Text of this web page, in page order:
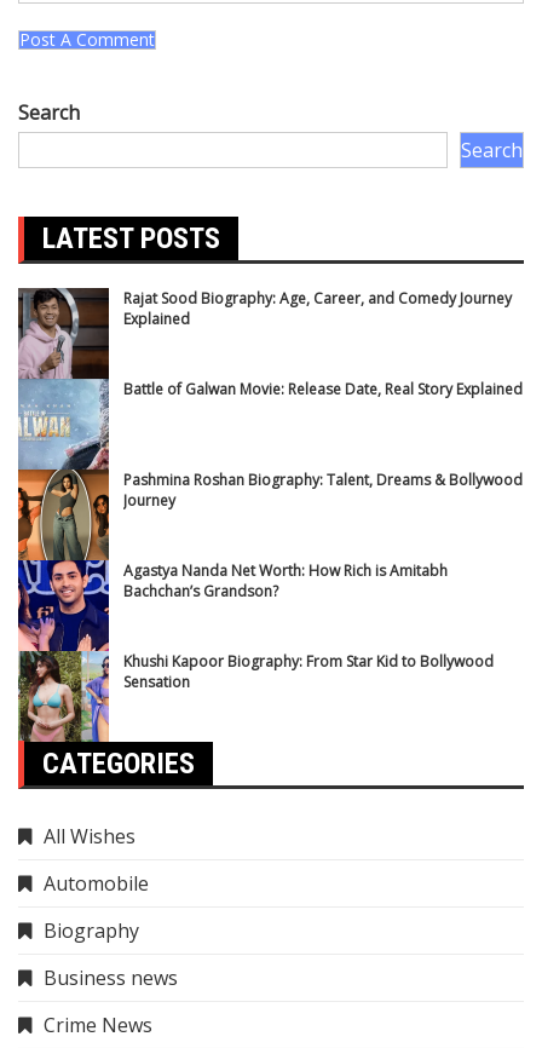
Search
Search
LATEST POSTS
Rajat Sood Biography: Age, Career, and Comedy Journey
Explained
Battle of Galwan Movie: Release Date, Real Story Explained
Pashmina Roshan Biography: Talent, Dreams & Bollywood
Journey
Agastya Nanda Net Worth: How Rich is Amitabh
Bachchan’s Grandson?
Khushi Kapoor Biography: From Star Kid to Bollywood
Sensation
CATEGORIES
All Wishes
Automobile
Biography
Business news
Crime News